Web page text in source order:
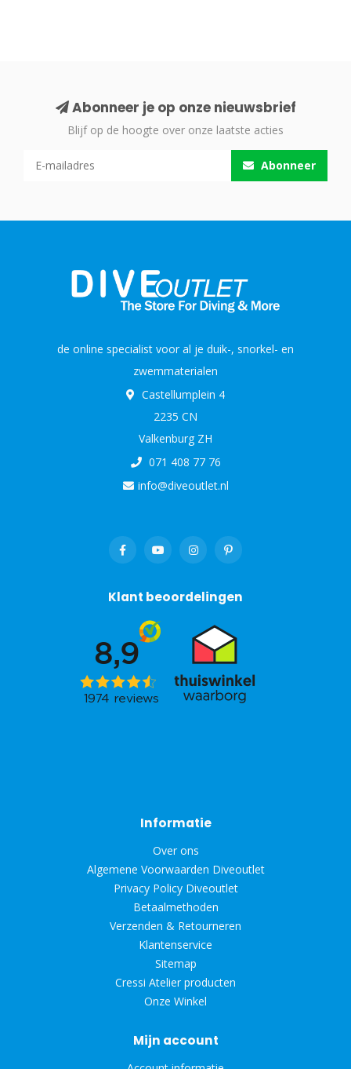
Abonneer je op onze nieuwsbrief
Blijf op de hoogte over onze laatste acties
Abonneer
de online specialist voor al je duik-, snorkel- en
zwemmaterialen
Castellumplein 4
2235 CN
Valkenburg ZH
071 408 77 76
info@diveoutlet.nl
Klant beoordelingen
Informatie
Over ons
Algemene Voorwaarden Diveoutlet
Privacy Policy Diveoutlet
Betaalmethoden
Verzenden & Retourneren
Klantenservice
Sitemap
Cressi Atelier producten
Onze Winkel
Mijn account